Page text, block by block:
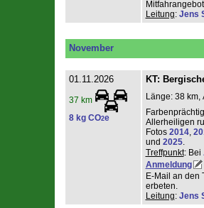
Leitung: Jens
November
01.11.2026
37 km
8 kg CO2e
KT:
Länge: 38 km,
Allerheiligen
Fotos 2014,
und 2025.
Treffpunkt: Bei
Anmeldung
E-Mail an den
erbeten.
Leitung: Jens